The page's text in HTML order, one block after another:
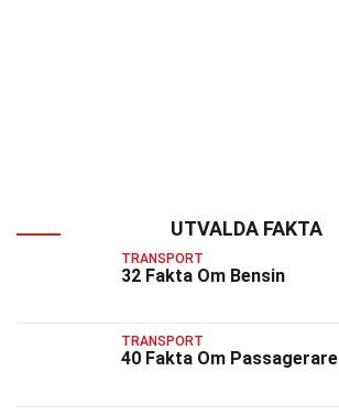
UTVALDA FAKTA
TRANSPORT
32 Fakta Om Bensin
TRANSPORT
40 Fakta Om Passagerare